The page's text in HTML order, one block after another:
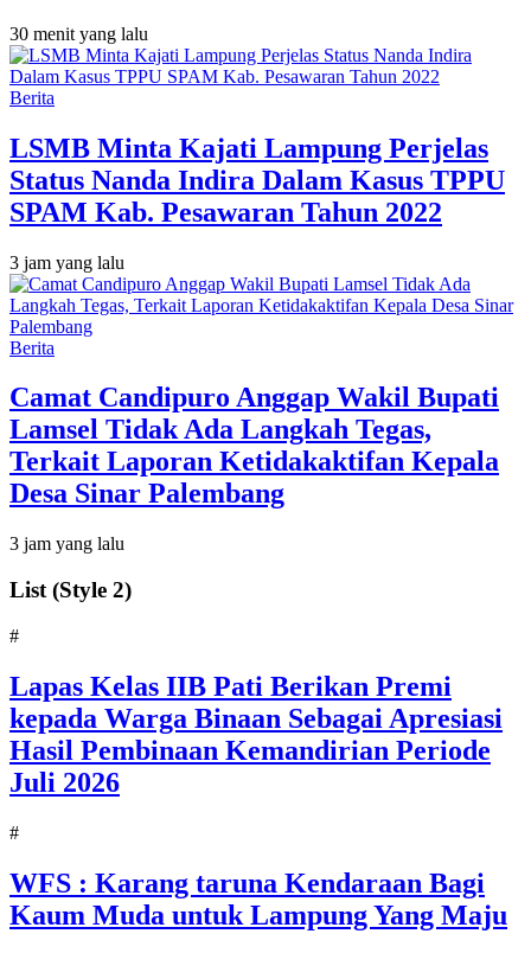
30 menit yang lalu
Berita
LSMB Minta Kajati Lampung Perjelas
Status Nanda Indira Dalam Kasus TPPU
SPAM Kab. Pesawaran Tahun 2022
3 jam yang lalu
Berita
Camat Candipuro Anggap Wakil Bupati
Lamsel Tidak Ada Langkah Tegas,
Terkait Laporan Ketidakaktifan Kepala
Desa Sinar Palembang
3 jam yang lalu
List (Style 2)
#
Lapas Kelas IIB Pati Berikan Premi
kepada Warga Binaan Sebagai Apresiasi
Hasil Pembinaan Kemandirian Periode
Juli 2026
#
WFS : Karang taruna Kendaraan Bagi
Kaum Muda untuk Lampung Yang Maju